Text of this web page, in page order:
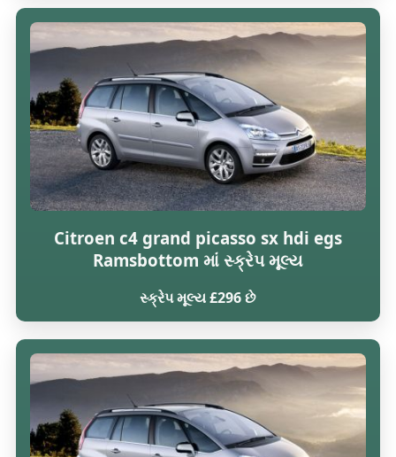
Citroen c4 grand picasso sx hdi egs
Ramsbottom માં સ્ક્રેપ મૂલ્ય
સ્ક્રેપ મૂલ્ય £296 છે